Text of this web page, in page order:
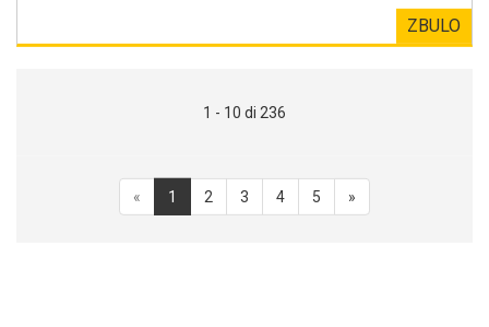
ZBULO
1 - 10 di 236
« 1 2 3 4 5 »